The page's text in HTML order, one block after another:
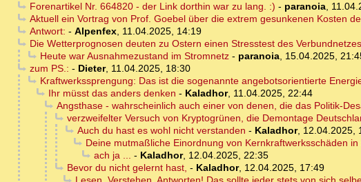
Forenartikel Nr. 664820 - der Link dorthin war zu lang. :) - paranoia,
Aktuell ein Vortrag von Prof. Goebel über die extrem gesunkenen Kosten
Antwort: - Alpenfex, 11.04.2025, 14:19
Die Wetterprognosen deuten zu Ostern einen Stresstest des
Heute war Ausnahmezustand im Stromnetz- paranoia, 15.04.2025,
zum PS.: - Dieter, 11.04.2025, 18:30
Kraftwerkssprengung: Das ist die sogenannte angebotsorientierte
Ihr müsst das anders denken - Kaladhor, 11.04.2025, 22:44
Angsthase - wahrscheinlich auch einer von denen, die das Politik-
verzweifelter Versuch von Kryptogrünen, die Demontage
Auch du hast es wohl nicht verstanden - Kaladhor, 12.04.2025,
Deine mutmaßliche Einordnung von Kernkraftwerksschäden
ach ja ... - Kaladhor, 12.04.2025, 22:35
Bevor du nicht gelernt hast, - Kaladhor, 12.04.2025, 17:49